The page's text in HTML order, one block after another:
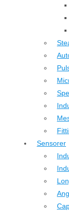
Sensorer